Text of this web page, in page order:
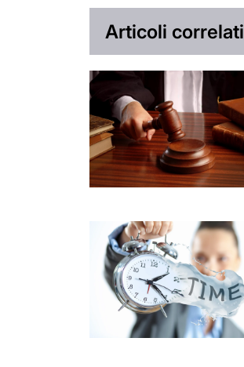
Articoli correlati